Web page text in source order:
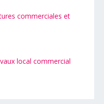
commerciales et
local commercial